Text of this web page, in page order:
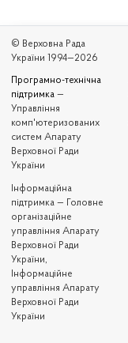
© Верховна Рада
України 1994—2026
Програмно-технічна
підтримка —
Управління
комп'ютеризованих
систем Апарату
Верховної Ради
України
Iнформаційна
підтримка — Головне
організаційне
управління Апарату
Верховної Ради
України,
Інформаційне
управління Апарату
Верховної Ради
України